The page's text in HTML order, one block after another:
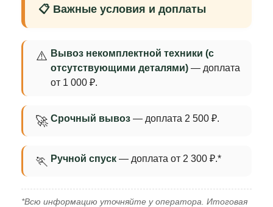
📋 Важные условия и доплаты
⚠️ Вывоз некомплектной техники (с
отсутствующими деталями) — доплата
от 1 000 ₽.
🚀 Срочный вывоз — доплата 2 500 ₽.
🏃 Ручной спуск — доплата от 2 300 ₽.*
*Всю информацию уточняйте у оператора. Итоговая